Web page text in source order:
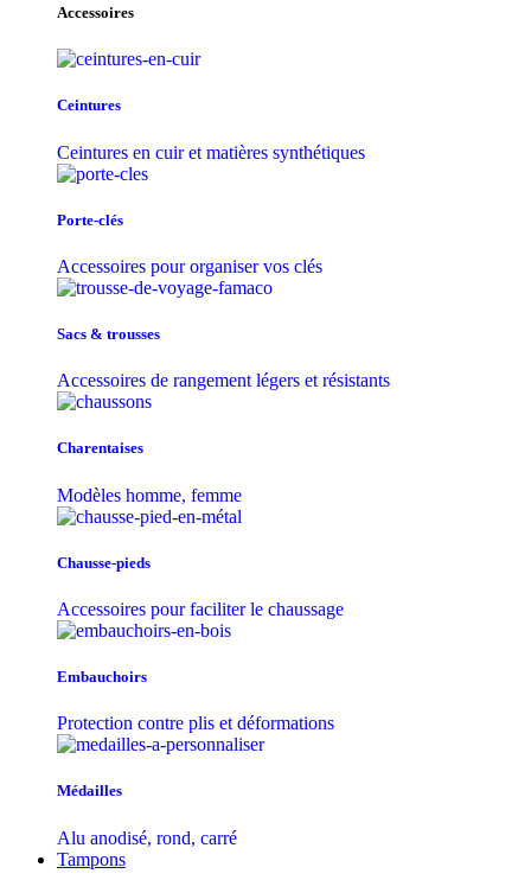
Accessoires
Ceintures
Ceintures en cuir et matières synthétiques
Porte-clés
Accessoires pour organiser vos clés
Sacs & trousse​s
Accessoires de rangement légers et résistants
Charentaises
Modèles homme, femme
Chausse-pieds
Accessoires pour faciliter le chaussage
Embauchoirs
Protection contre plis et déformations
Médailles
Alu anodisé, rond, carré
Tampons